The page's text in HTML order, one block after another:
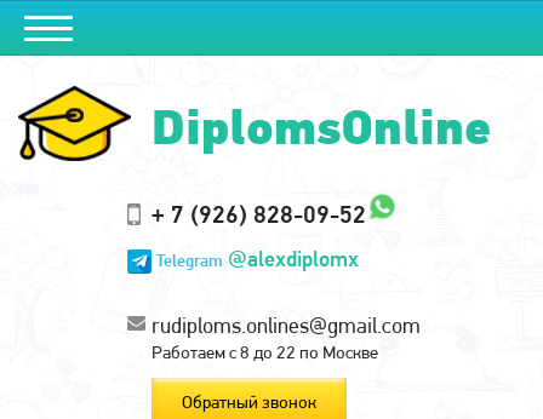
DiplomsOnline
+ 7 (926) 828-09-52
Telegram @alexdiplomx
rudiploms.onlines@gmail.com
Работаем с 8 до 22 по Москве
Обратный звонок